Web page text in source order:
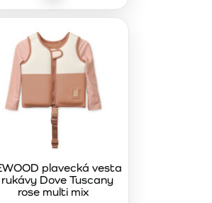
plavecká vesta
Dove Tuscany
rose multi mix